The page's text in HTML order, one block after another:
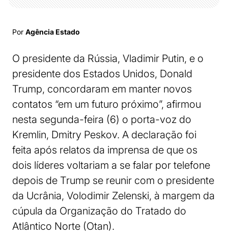
Por Agência Estado
O presidente da Rússia, Vladimir Putin, e o
presidente dos Estados Unidos, Donald
Trump, concordaram em manter novos
contatos “em um futuro próximo”, afirmou
nesta segunda-feira (6) o porta-voz do
Kremlin, Dmitry Peskov. A declaração foi
feita após relatos da imprensa de que os
dois líderes voltariam a se falar por telefone
depois de Trump se reunir com o presidente
da Ucrânia, Volodimir Zelenski, à margem da
cúpula da Organização do Tratado do
Atlântico Norte (Otan).